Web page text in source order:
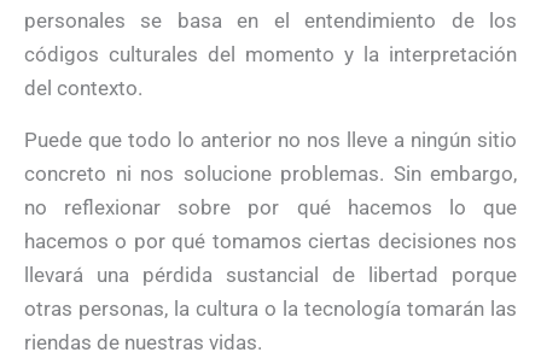
personales se basa en el entendimiento de los
códigos culturales del momento y la interpretación
del contexto.
Puede que todo lo anterior no nos lleve a ningún sitio
concreto ni nos solucione problemas. Sin embargo,
no reflexionar sobre por qué hacemos lo que
hacemos o por qué tomamos ciertas decisiones nos
llevará una pérdida sustancial de libertad porque
otras personas, la cultura o la tecnología tomarán las
riendas de nuestras vidas.